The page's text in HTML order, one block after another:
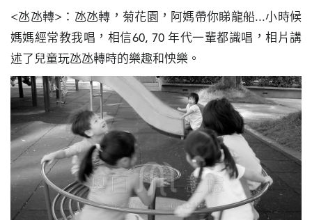
熱
門
搜
古
地
<氹氹轉>：氹氹轉，菊花園，阿媽帶你睇龍船...小時候
媽媽經常教我唱，相信60, 70 年代一輩都識唱，相片講
述了兒童玩氹氹轉時的樂趣和怏樂。